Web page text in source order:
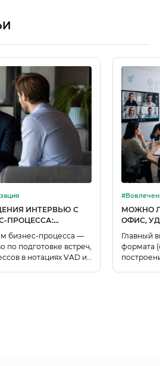
ИНТЕРВЬЮ С
ПРОЦЕССА:
бизнес-процесса —
по подготовке встреч,
в нотациях VAD и
#Вовлечение
МОЖНО
ОФИС,
ТРЕНДЫ
Главный
формата